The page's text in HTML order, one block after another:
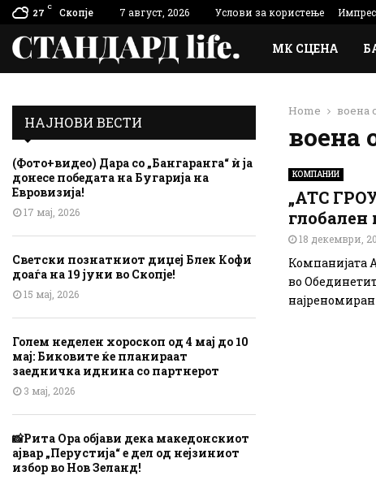
27 C Скопје 7 август, 2026 Услови за користење
МК СЦЕНА
Home воена
воена
КОМПАНИИ
„АТС
глобален
18 декември,
Компанијата
во
НАЈНОВИ ВЕСТИ
(Фото+видео) Дара со „Бангаранга“ ѝ ја
донесе победата на Бугарија на
Евровизија!
17 мај, 2026
Светски познатниот диџеј Блек Кофи
доаѓа на 19 јуни во Скопје!
15 мај, 2026
Голем неделен хороскоп од 4 мај до 10
мај: Биковите ќе планираат
заедничка иднина со партнерот
3 мај, 2026
📸Рита Ора објави дека македонскиот
ајвар „Перустија“ е дел од нејзиниот
избор во Нов Зеланд!